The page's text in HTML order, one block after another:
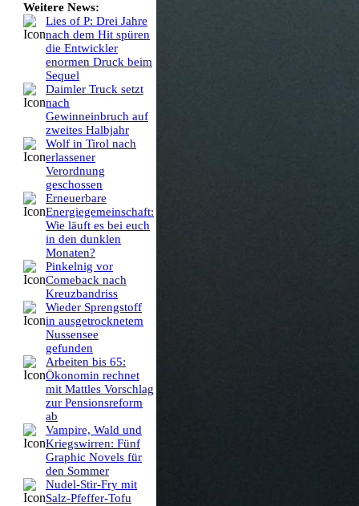
Weitere News:
Lies of P: Drei Jahre
nach dem Hit spüren
die Entwickler
enormen Druck beim
Sequel
Daimler Truck setzt
nach
Gewinneinbruch auf
zweites Halbjahr
Wolf in Tirol nach
erlassener
Verordnung
geschossen
Erneuerbare
Energiegemeinschaft:
Wie läuft es bei euch
in den dunklen
Monaten?
Pinkelnig vor
Comeback nach
Kreuzbandriss
Wieder Sprengstoff
in ausgetrocknetem
Nussensee
gefunden
Arbeiten bis 65:
Ökonomin rechnet
mit Mattles Vorschlag
zur Pensionsreform
ab
Vampire, Wald und
Kriegswirren: Fünf
Graphic Novels für
den Sommer
Nudel-Stir-Fry mit
Salz-Pfeffer-Tofu